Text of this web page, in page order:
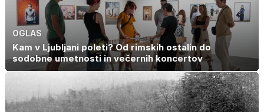
OGLAS
Kam v Ljubljani poleti? Od rimskih ostalin do
sodobne umetnosti in večernih koncertov